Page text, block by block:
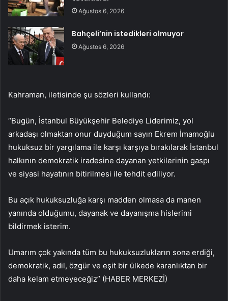
Ağustos 6, 2026
Bahçeli’nin istedikleri olmuyor
Ağustos 6, 2026
Kahraman, iletisinde şu sözleri kullandı:
“Bugün, İstanbul Büyükşehir Belediye Liderimiz, yol
arkadaşı olmaktan onur duyduğum sayın Ekrem İmamoğlu
hukuksuz bir yargılama ile karşı karşıya bırakılarak İstanbul
halkının demokratik iradesine dayanan yetkilerinin gaspı
ve siyasi hayatının bitirilmesi ile tehdit ediliyor.
Bu açık hukuksuzluğa karşı madden olmasa da manen
yanında olduğumu, dayanak ve dayanışma hislerimi
bildirmek isterim.
Umarım çok yakında tüm bu hukuksuzlukların sona erdiği,
demokratik, adil, özgür ve eşit bir ülkede karanlıktan bir
daha kelam etmeyeceğiz” (HABER MERKEZİ)